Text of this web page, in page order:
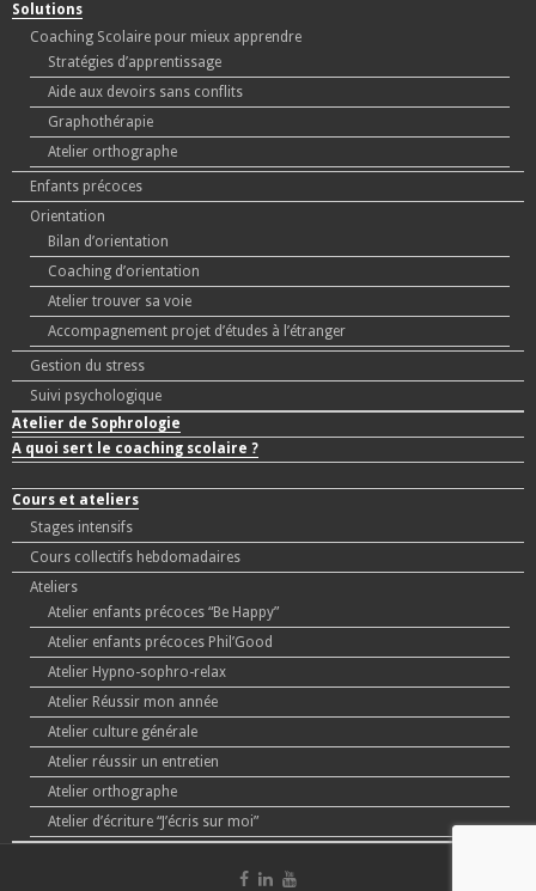
Solutions
Coaching Scolaire pour mieux apprendre
Stratégies d’apprentissage
Aide aux devoirs sans conflits
Graphothérapie
Atelier orthographe
Enfants précoces
Orientation
Bilan d’orientation
Coaching d’orientation
Atelier trouver sa voie
Accompagnement projet d’études à l’étranger
Gestion du stress
Suivi psychologique
Atelier de Sophrologie
A quoi sert le coaching scolaire ?
Cours et ateliers
Stages intensifs
Cours collectifs hebdomadaires
Ateliers
Atelier enfants précoces “Be Happy”
Atelier enfants précoces Phil’Good
Atelier Hypno-sophro-relax
Atelier Réussir mon année
Atelier culture générale
Atelier réussir un entretien
Atelier orthographe
Atelier d’écriture “J’écris sur moi”